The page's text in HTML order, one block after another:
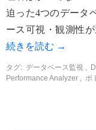
迫った4つのデータ
ース可視・観測性
続きを読む →
タグ: データベース監視 ,
Performance Analyzer , ボ